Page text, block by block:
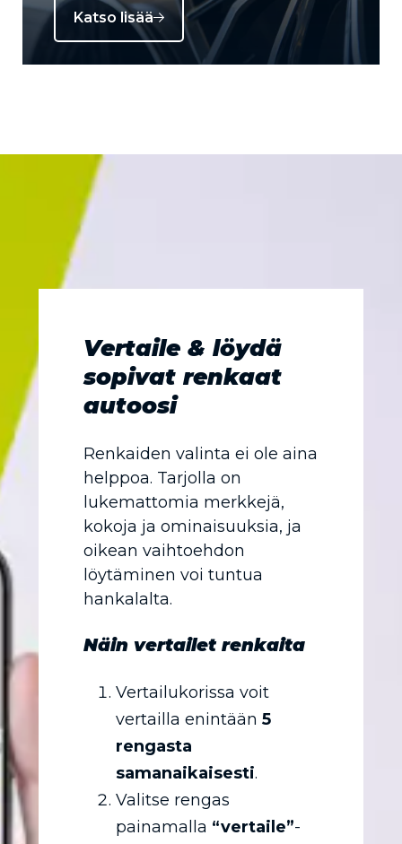
Katso lisää
Vertaile & löydä
sopivat renkaat
autoosi
Renkaiden valinta ei ole aina
helppoa. Tarjolla on
lukemattomia merkkejä,
kokoja ja ominaisuuksia, ja
oikean vaihtoehdon
löytäminen voi tuntua
hankalalta.
Näin vertailet renkaita
Vertailukorissa voit
vertailla enintään 5
rengasta
samanaikaisesti.
Valitse rengas
painamalla “vertaile”-